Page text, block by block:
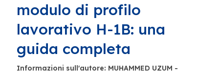
modulo di profilo
lavorativo H-1B: una
guida completa
Informazioni sull'autore: MUHAMMED UZUM -